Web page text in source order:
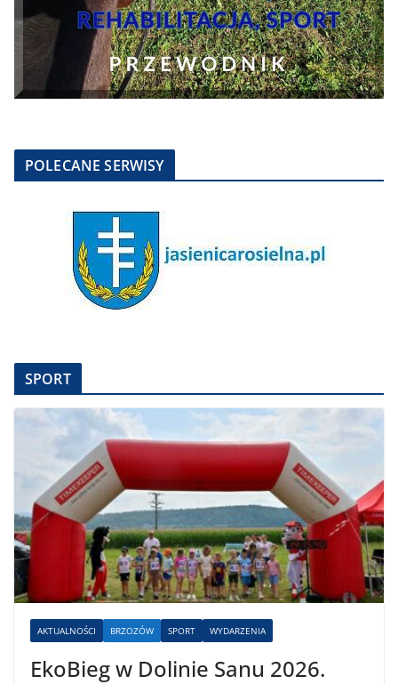
POLECANE SERWISY
SPORT
AKTUALNOŚCI BRZOZÓW SPORT WYDARZENIA
EkoBieg w Dolinie Sanu 2026.